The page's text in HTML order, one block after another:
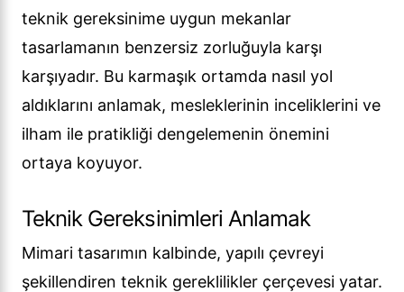
teknik gereksinime uygun mekanlar
tasarlamanın benzersiz zorluğuyla karşı
karşıyadır. Bu karmaşık ortamda nasıl yol
aldıklarını anlamak, mesleklerinin inceliklerini ve
ilham ile pratikliği dengelemenin önemini
ortaya koyuyor.
Teknik Gereksinimleri Anlamak
Mimari tasarımın kalbinde, yapılı çevreyi
şekillendiren teknik gereklilikler çerçevesi yatar.